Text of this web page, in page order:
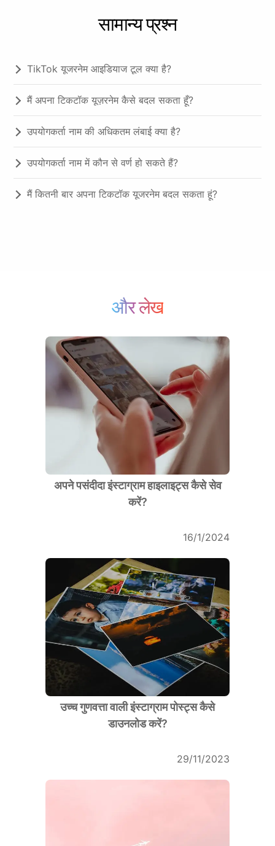
सामान्य प्रश्न
TikTok यूजरनेम आइडियाज टूल क्या है?
मैं अपना टिकटॉक यूज़रनेम कैसे बदल सकता हूँ?
उपयोगकर्ता नाम की अधिकतम लंबाई क्या है?
उपयोगकर्ता नाम में कौन से वर्ण हो सकते हैं?
मैं कितनी बार अपना टिकटॉक यूजरनेम बदल सकता हूं?
और लेख
अपने पसंदीदा इंस्टाग्राम हाइलाइट्स कैसे सेव
करें?
16/1/2024
उच्च गुणवत्ता वाली इंस्टाग्राम पोस्ट्स कैसे
डाउनलोड करें?
29/11/2023